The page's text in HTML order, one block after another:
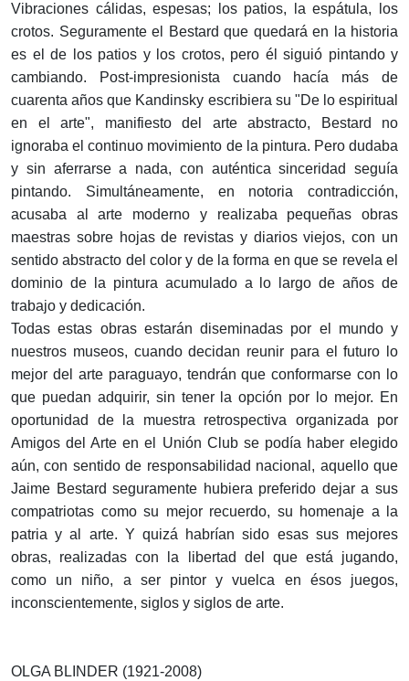
Vibraciones cálidas, espesas; los patios, la espátula, los
crotos. Seguramente el Bestard que quedará en la historia
es el de los patios y los crotos, pero él siguió pintando y
cambiando. Post-impresionista cuando hacía más de
cuarenta años que Kandinsky escribiera su "De lo espiritual
en el arte", manifiesto del arte abstracto, Bestard no
ignoraba el continuo movimiento de la pintura. Pero dudaba
y sin aferrarse a nada, con auténtica sinceridad seguía
pintando. Simultáneamente, en notoria contradicción,
acusaba al arte moderno y realizaba pequeñas obras
maestras sobre hojas de revistas y diarios viejos, con un
sentido abstracto del color y de la forma en que se revela el
dominio de la pintura acumulado a lo largo de años de
trabajo y dedicación.
Todas estas obras estarán diseminadas por el mundo y
nuestros museos, cuando decidan reunir para el futuro lo
mejor del arte paraguayo, tendrán que conformarse con lo
que puedan adquirir, sin tener la opción por lo mejor. En
oportunidad de la muestra retrospectiva organizada por
Amigos del Arte en el Unión Club se podía haber elegido
aún, con sentido de responsabilidad nacional, aquello que
Jaime Bestard seguramente hubiera preferido dejar a sus
compatriotas como su mejor recuerdo, su homenaje a la
patria y al arte. Y quizá habrían sido esas sus mejores
obras, realizadas con la libertad del que está jugando,
como un niño, a ser pintor y vuelca en ésos juegos,
inconscientemente, siglos y siglos de arte.
OLGA BLINDER (1921-2008)